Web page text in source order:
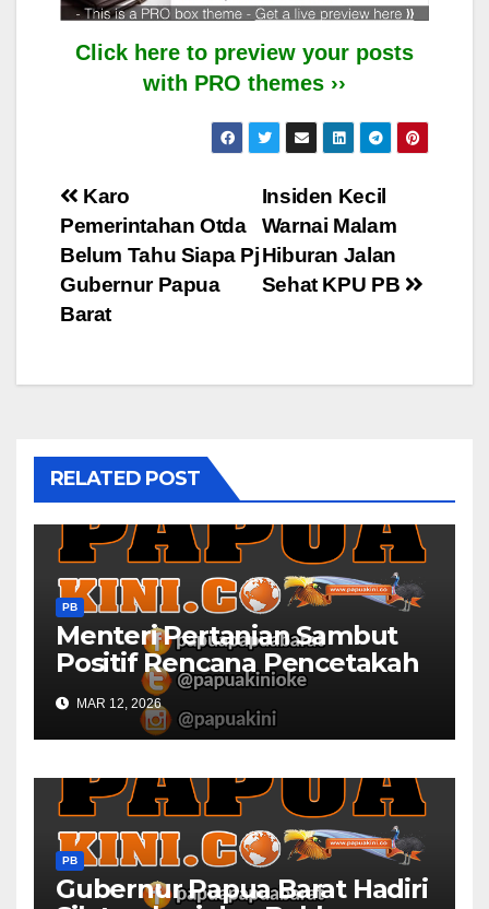
Click here to preview your posts
with PRO themes ››
Post
navigation
Insiden Kecil
Warnai Malam
Hiburan Jalan
Sehat KPU PB
Karo
Pemerintahan Otda
Belum Tahu Siapa Pj
Gubernur Papua
Barat
RELATED POST
PB
Menteri Pertanian Sambut
Positif Rencana Pencetakah
Sawah dan Ladang di Papua
Barat
MAR 12, 2026
PB
Gubernur Papua Barat Hadiri